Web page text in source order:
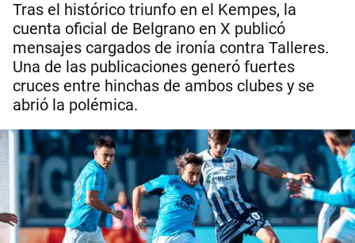
Tras el histórico triunfo en el Kempes, la
cuenta oficial de Belgrano en X publicó
mensajes cargados de ironía contra Talleres.
Una de las publicaciones generó fuertes
cruces entre hinchas de ambos clubes y se
abrió la polémica.